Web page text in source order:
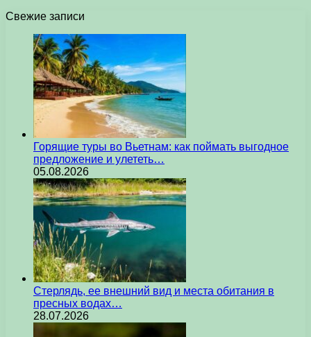
Свежие записи
Горящие туры во Вьетнам: как поймать выгодное
предложение и улететь…
05.08.2026
Стерлядь, ее внешний вид и места обитания в
пресных водах…
28.07.2026